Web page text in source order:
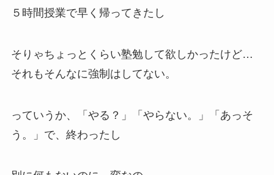
５時間授業で早く帰ってきたし
そりゃちょっとくらい塾勉して欲しかったけど…
それもそんなに強制はしてない。
っていうか、「やる？」「やらない。」「あっそ
う。」で、終わったし